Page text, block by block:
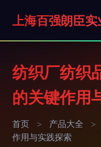
纺织厂纺织
的关键作用
首页 > 产品大全 >
作用与实践探索